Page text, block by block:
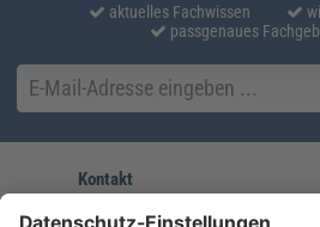
aktuelles Fachwissen
passgenaues
Kontakt
Sie erreichen uns unter: